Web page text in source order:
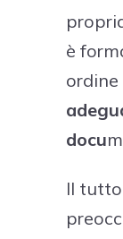
è
ordine
docu
Il